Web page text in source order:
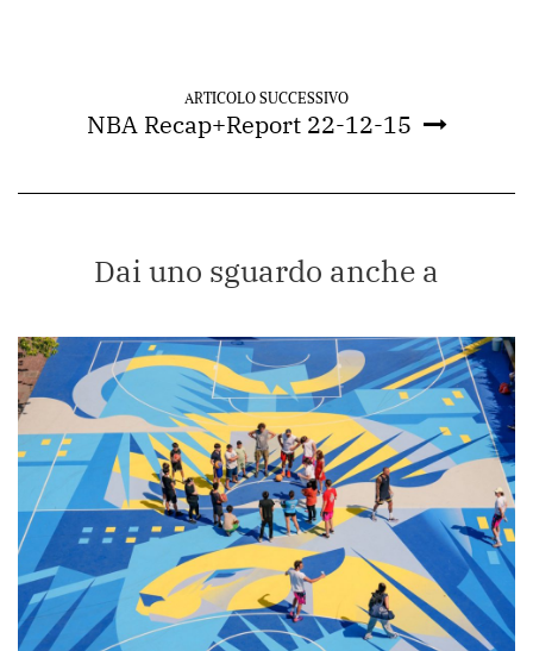
ARTICOLO SUCCESSIVO
NBA Recap+Report 22-12-15
Dai uno sguardo anche a